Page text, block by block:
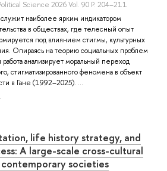
Science 2026 Vol. 90 P. 204–211
наиболее ярким индикатором
в обществах, где телесный опыт
под влиянием стигмы, культурных
Опираясь на теорию социальных проблем
анализирует моральный переход
стигматизированного феномена в объект
в Гане (1992–2025). ...
life history strategy, and
A large-scale cross-cultural
contemporary societies